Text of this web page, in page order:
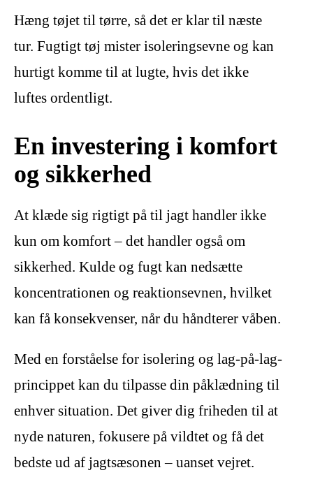
Hæng tøjet til tørre, så det er klar til næste
tur. Fugtigt tøj mister isoleringsevne og kan
hurtigt komme til at lugte, hvis det ikke
luftes ordentligt.
En investering i komfort
og sikkerhed
At klæde sig rigtigt på til jagt handler ikke
kun om komfort – det handler også om
sikkerhed. Kulde og fugt kan nedsætte
koncentrationen og reaktionsevnen, hvilket
kan få konsekvenser, når du håndterer våben.
Med en forståelse for isolering og lag-på-lag-
princippet kan du tilpasse din påklædning til
enhver situation. Det giver dig friheden til at
nyde naturen, fokusere på vildtet og få det
bedste ud af jagtsæsonen – uanset vejret.